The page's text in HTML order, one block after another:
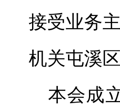
接受业务
机关屯溪
本会成